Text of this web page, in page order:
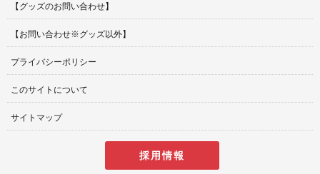
【グッズのお問い合わせ】
【お問い合わせ※グッズ以外】
プライバシーポリシー
このサイトについて
サイトマップ
採用情報